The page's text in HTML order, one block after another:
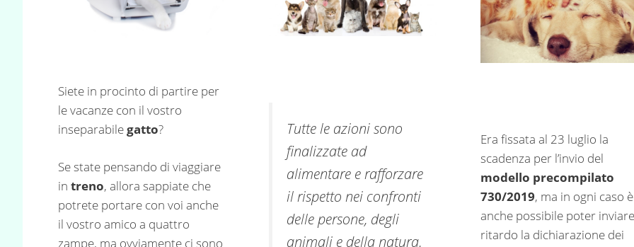
Siete in procinto di partire per
le vacanze con il vostro
inseparabilegatto?
Se state pensando di viaggiare
in treno, allora sappiate che
potrete portare con voi anche
il vostro amico a quattro
zampe, ma ovviamente ci sono
Tutte le azioni sono
finalizzate ad
alimentare e rafforzare
il rispetto nei confronti
delle persone, degli
animali e della natura.
Era fissata al 23 luglio la
scadenza per l’invio del
modello precompilato
730/2019, ma in ogni caso è
anche possibile poter
ritardo la dichiarazione dei